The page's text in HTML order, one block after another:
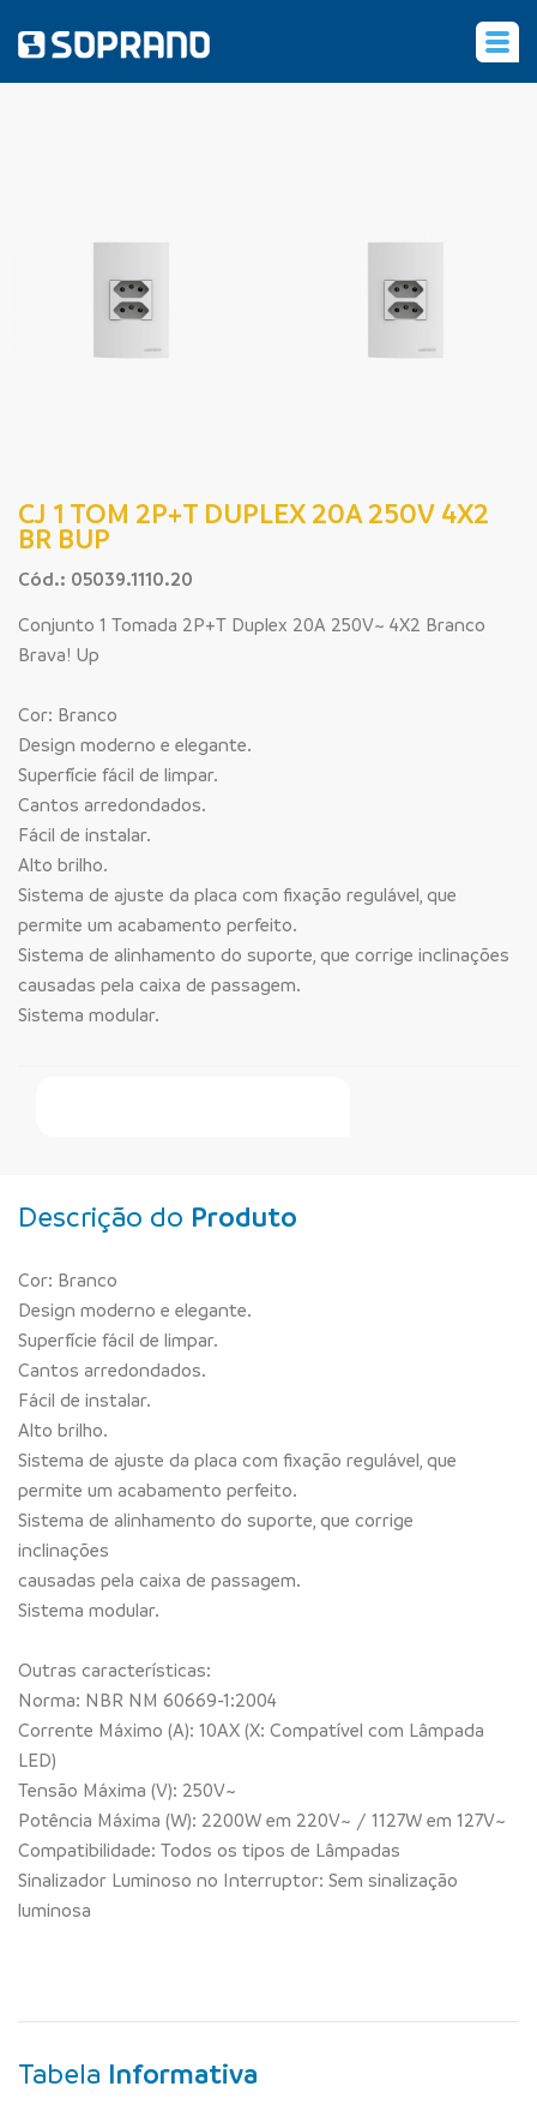
CJ 1 TOM 2P+T DUPLEX 20A 250V 4X2
BR BUP
Cód.: 05039.1110.20
Conjunto 1 Tomada 2P+T Duplex 20A 250V~ 4X2 Branco
Brava! Up
Cor: Branco
Design moderno e elegante.
Superfície fácil de limpar.
Cantos arredondados.
Fácil de instalar.
Alto brilho.
Sistema de ajuste da placa com fixação regulável, que
permite um acabamento perfeito.
Sistema de alinhamento do suporte, que corrige inclinações
causadas pela caixa de passagem.
Sistema modular.
Descrição do Produto
Cor: Branco
Design moderno e elegante.
Superfície fácil de limpar.
Cantos arredondados.
Fácil de instalar.
Alto brilho.
Sistema de ajuste da placa com fixação regulável, que
permite um acabamento perfeito.
Sistema de alinhamento do suporte, que corrige
inclinações
causadas pela caixa de passagem.
Sistema modular.
Outras características:
Norma: NBR NM 60669-1:2004
Corrente Máximo (A): 10AX (X: Compatível com Lâmpada
LED)
Tensão Máxima (V): 250V~
Potência Máxima (W): 2200W em 220V~ / 1127W em 127V~
Compatibilidade: Todos os tipos de Lâmpadas
Sinalizador Luminoso no Interruptor: Sem sinalização
luminosa
Tabela Informativa